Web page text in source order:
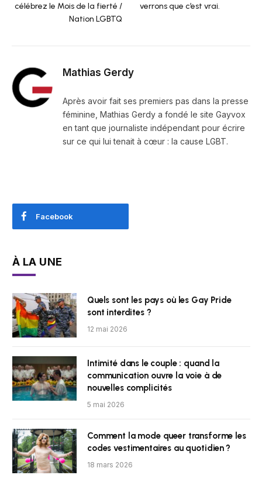
célébrez le Mois de la fierté /
Nation LGBTQ
verrons que c’est vrai.
Mathias Gerdy
Après avoir fait ses premiers pas dans la presse
féminine, Mathias Gerdy a fondé le site Gayvox
en tant que journaliste indépendant pour écrire
sur ce qui lui tenait à cœur : la cause LGBT.
Facebook
À LA UNE
Quels sont les pays où les Gay Pride
sont interdites ?
12 mai 2026
Intimité dans le couple : quand la
communication ouvre la voie à de
nouvelles complicités
5 mai 2026
Comment la mode queer transforme les
codes vestimentaires au quotidien ?
18 mars 2026